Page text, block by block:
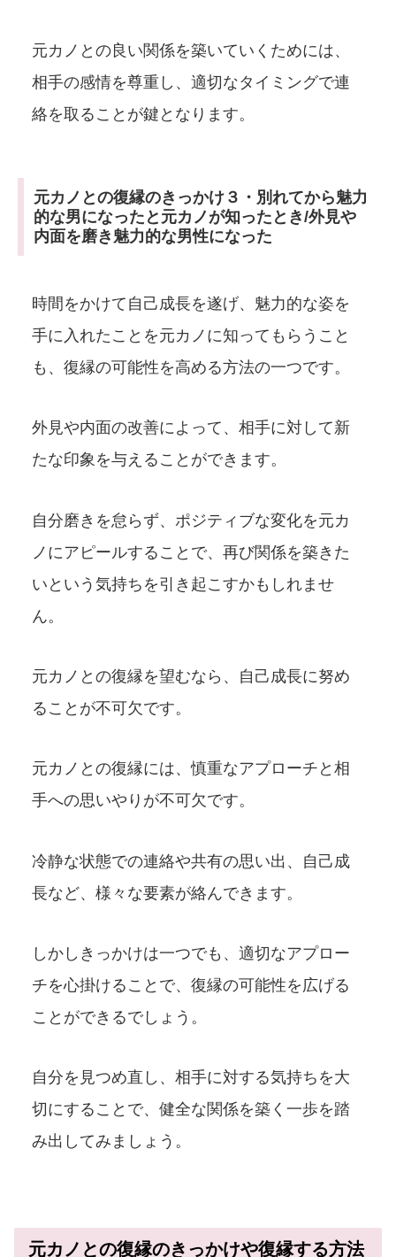
元カノとの良い関係を築いていくためには、
相手の感情を尊重し、適切なタイミングで連
絡を取ることが鍵となります。
元カノとの復縁のきっかけ３・別れてから魅力
的な男になったと元カノが知ったとき/外見や
内面を磨き魅力的な男性になった
時間をかけて自己成長を遂げ、魅力的な姿を
手に入れたことを元カノに知ってもらうこと
も、復縁の可能性を高める方法の一つです。
外見や内面の改善によって、相手に対して新
たな印象を与えることができます。
自分磨きを怠らず、ポジティブな変化を元カ
ノにアピールすることで、再び関係を築きた
いという気持ちを引き起こすかもしれませ
ん。
元カノとの復縁を望むなら、自己成長に努め
ることが不可欠です。
元カノとの復縁には、慎重なアプローチと相
手への思いやりが不可欠です。
冷静な状態での連絡や共有の思い出、自己成
長など、様々な要素が絡んできます。
しかしきっかけは一つでも、適切なアプロー
チを心掛けることで、復縁の可能性を広げる
ことができるでしょう。
自分を見つめ直し、相手に対する気持ちを大
切にすることで、健全な関係を築く一歩を踏
み出してみましょう。
元カノとの復縁のきっかけや復縁する方法